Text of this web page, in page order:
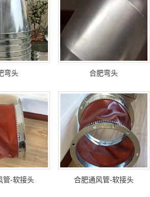
弯头 合肥弯头
管-软接头 合肥通风管-软接头